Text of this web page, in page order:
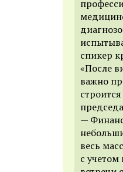
спикер
«После
важно
—
весь
с